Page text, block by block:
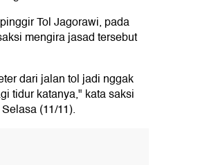
Tol Jagorawi, pada
mengira jasad tersebut
dari jalan tol jadi nggak
tidur katanya," kata saksi
(11/11).